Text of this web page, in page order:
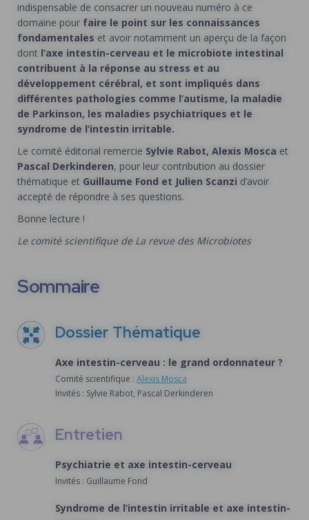
indispensable de consacrer un nouveau numéro à ce
domaine pour faire le point sur les connaissances
fondamentales et avoir notamment un aperçu de la façon
dont l’axe intestin-cerveau et le microbiote intestinal
contribuent à la réponse au stress et au
développement cérébral, et sont impliqués dans
différentes pathologies comme l’autisme, la maladie
de Parkinson, les maladies psychiatriques et le
syndrome de l’intestin irritable.
Le comité éditorial remercie Sylvie Rabot, Alexis Mosca et
Pascal Derkinderen, pour leur contribution au dossier
thématique et Guillaume Fond et Julien Scanzi d’avoir
accepté de répondre à ses questions.
Bonne lecture !
Le comité scientifique de La revue des Microbiotes
Sommaire
Dossier Thématique
Axe intestin-cerveau : le grand ordonnateur ?
Comité scientifique : Alexis Mosca
Invités : Sylvie Rabot, Pascal Derkinderen
Entretien
Psychiatrie et axe intestin-cerveau
Invités : Guillaume Fond
Syndrome de l’intestin irritable et axe intestin-